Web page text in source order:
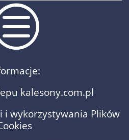
kalesony.com.pl
i wykorzystywania Plików